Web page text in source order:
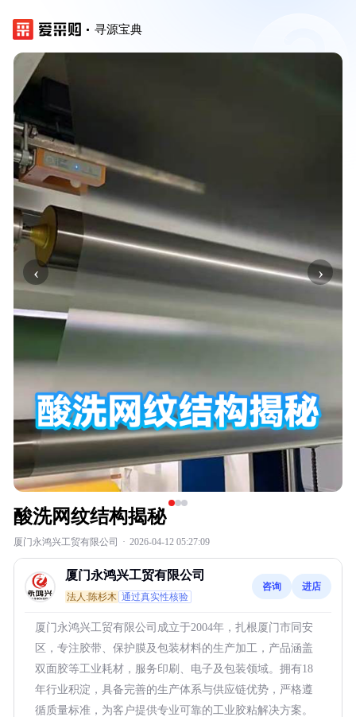
寻源宝典
‹ ›
酸洗网纹结构揭秘
厦门永鸿兴工贸有限公司 · 2026-04-12 05:27:09
厦门永鸿兴工贸有限公司
法人:陈杉木 通过真实性核验
咨询 进店
厦门永鸿兴工贸有限公司成立于2004年，扎根厦门市同安
区，专注胶带、保护膜及包装材料的生产加工，产品涵盖
双面胶等工业耗材，服务印刷、电子及包装领域。拥有18
年行业积淀，具备完善的生产体系与供应链优势，严格遵
循质量标准，为客户提供专业可靠的工业胶粘解决方案。